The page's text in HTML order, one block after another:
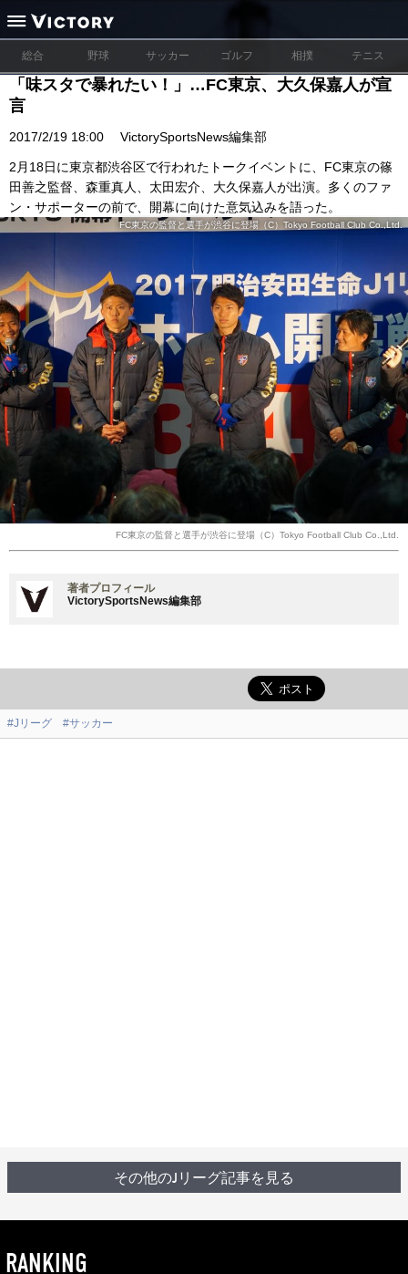
総合 野球 サッカー ゴルフ 相撲 テニス
「味スタで暴れたい！」…FC東京、大久保嘉人が宣
言
2017/2/19 18:00 VictorySportsNews編集部
2月18日に東京都渋谷区で行われたトークイベントに、FC東京の篠
田善之監督、森重真人、太田宏介、大久保嘉人が出演。多くのファ
ン・サポーターの前で、開幕に向けた意気込みを語った。
FC東京の監督と選手が渋谷に登場（C）Tokyo Football Club Co.,Ltd.
FC東京の監督と選手が渋谷に登場（C）Tokyo Football Club Co.,Ltd.
著者プロフィール
VictorySportsNews編集部
#Jリーグ #サッカー
その他のJリーグ記事を見る
RANKING